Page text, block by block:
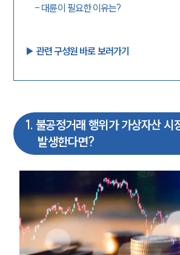
- 대륜이 필요한 이유는?
▶︎ 관련 구성원 바로 보러가기
1. 불공정거래 행위가 가상자산 시
발생한다면?